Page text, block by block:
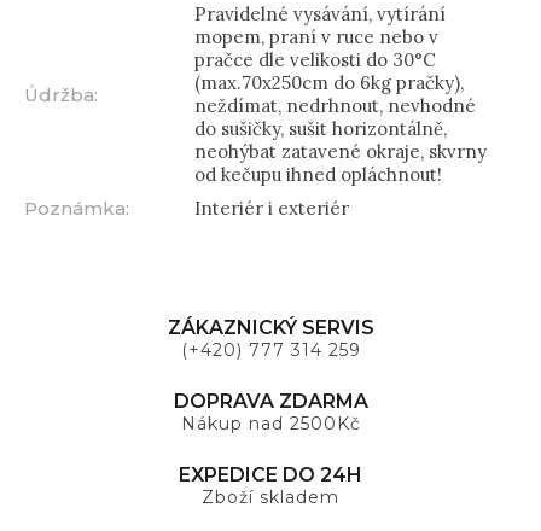
Údržba:
Pravidelné vysávání, vytírání
mopem, praní v ruce nebo v
pračce dle velikosti do 30°C
(max.70x250cm do 6kg pračky),
neždímat, nedrhnout, nevhodné
do sušičky, sušit horizontálně,
neohýbat zatavené okraje, skvrny
od kečupu ihned opláchnout!
Poznámka: Interiér i exteriér
ZÁKAZNICKÝ SERVIS
(+420) 777 314 259
DOPRAVA ZDARMA
Nákup nad 2500Kč
EXPEDICE DO 24H
Zboží skladem